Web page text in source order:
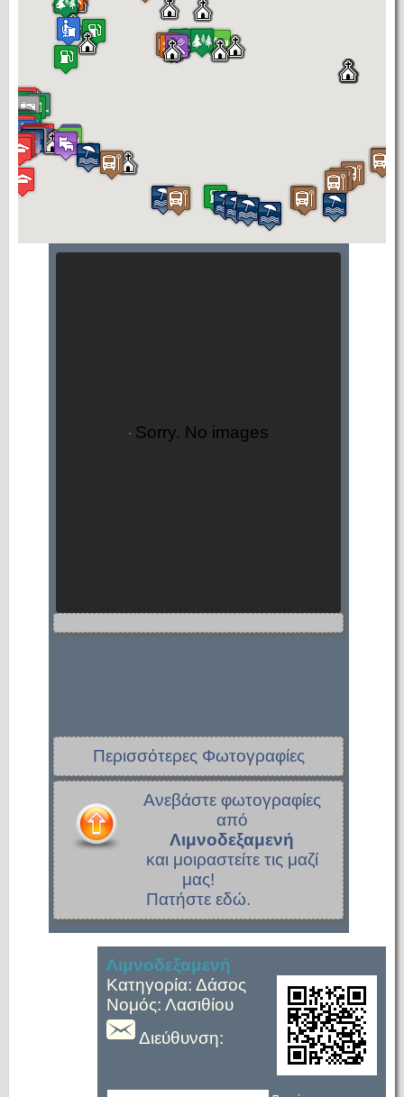
Sorry. No images
Περισσότερες Φωτογραφίες
Ανεβάστε φωτογραφίες
από
Λιμνοδεξαμενή
και μοιραστείτε τις μαζί
μας!
Πατήστε εδώ.
Λιμνοδεξαμενή
Κατηγορία: Δάσος
Νομός: Λασιθίου
Διεύθυνση: